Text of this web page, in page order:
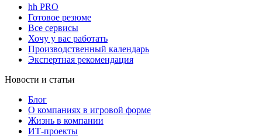
hh PRO
Готовое резюме
Все сервисы
Хочу у вас работать
Производственный календарь
Экспертная рекомендация
Новости и статьи
Блог
О компаниях в игровой форме
Жизнь в компании
ИТ-проекты